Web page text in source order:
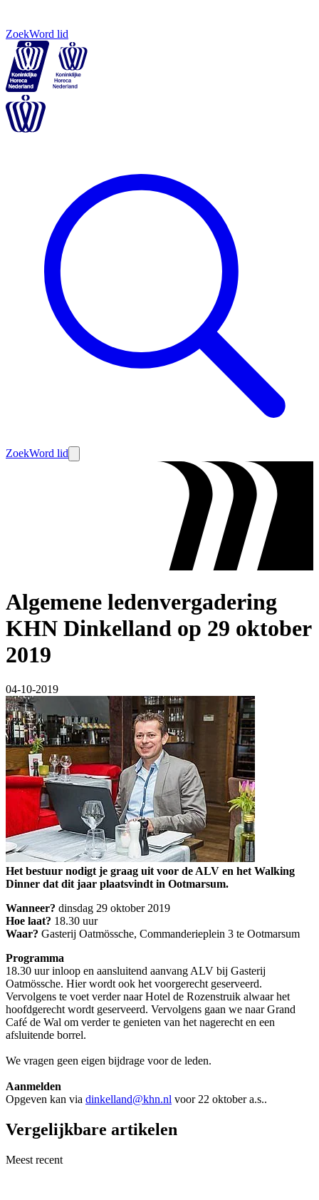
ZoekWord lid
ZoekWord lid
Algemene ledenvergadering
KHN Dinkelland op 29 oktober
2019
04-10-2019
Het bestuur nodigt je graag uit voor de ALV en het Walking
Dinner dat dit jaar plaatsvindt in Ootmarsum.
Wanneer? dinsdag 29 oktober 2019
Hoe laat? 18.30 uur
Waar? Gasterij Oatmössche, Commanderieplein 3 te Ootmarsum
Programma
18.30 uur inloop en aansluitend aanvang ALV bij Gasterij
Oatmössche. Hier wordt ook het voorgerecht geserveerd.
Vervolgens te voet verder naar Hotel de Rozenstruik alwaar het
hoofdgerecht wordt geserveerd. Vervolgens gaan we naar Grand
Café de Wal om verder te genieten van het nagerecht en een
afsluitende borrel.
We vragen geen eigen bijdrage voor de leden.
Aanmelden
Opgeven kan via dinkelland@khn.nl voor 22 oktober a.s..
Vergelijkbare artikelen
Meest recent